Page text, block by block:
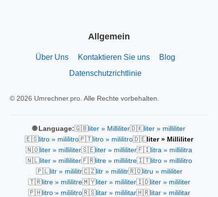
Allgemein
Über Uns Kontaktieren Sie uns
Blog
Datenschutzrichtlinie
© 2026 Umrechner.pro. Alle Rechte vorbehalten.
🌐 Language:🇬🇧liter » Milliliter🇩🇰liter » milliliter
🇪🇸litro » mililitro🇵🇹litro » mililitro🇩🇪liter » Milliliter
🇳🇴liter » milliliter🇸🇪liter » milliliter🇫🇮litra » millilitra
🇳🇱liter » milliliter🇫🇷litre » millilitre🇮🇹litro » millilitro
🇵🇱litr » mililitr🇨🇿litr » mililitr🇷🇴litru » mililiter
🇹🇷litre » mililitre🇲🇾liter » mililiter🇮🇩liter » mililiter
🇵🇭litro » mililitro🇷🇸litar » mililitar🇭🇷litar » mililitar